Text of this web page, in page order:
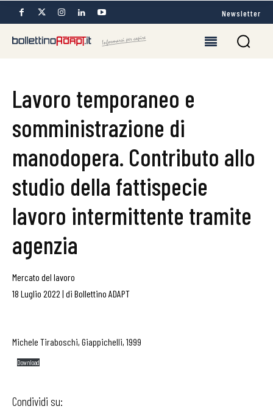
Newsletter
Lavoro temporaneo e
somministrazione di
manodopera. Contributo allo
studio della fattispecie
lavoro intermittente tramite
agenzia
Mercato del lavoro
18 Luglio 2022 | di Bollettino ADAPT
Michele Tiraboschi, Giappichelli, 1999
Download
Condividi su: